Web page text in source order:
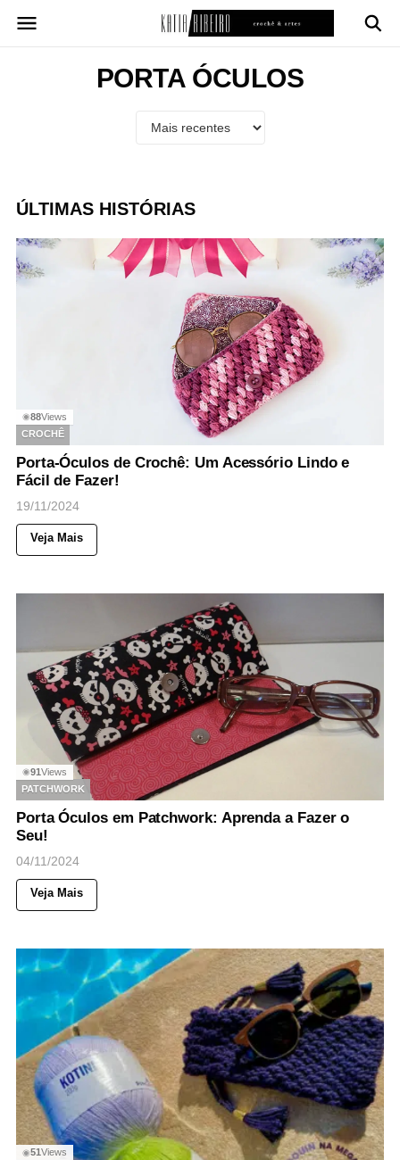
para
PORTA ÓCULOS
ÚLTIMAS HISTÓRIAS
◉88Views
CROCHÊ
Porta-Óculos de Crochê: Um Acessório Lindo e
Fácil de Fazer!
19/11/2024
Veja Mais
◉91Views
PATCHWORK
Porta Óculos em Patchwork: Aprenda a Fazer o
Seu!
04/11/2024
Veja Mais
◉51Views